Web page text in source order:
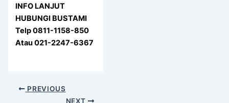
INFO LANJUT
HUBUNGI BUSTAMI
Telp 0811-1158-850
Atau 021-2247-6367
PREVIOUS
NEXT